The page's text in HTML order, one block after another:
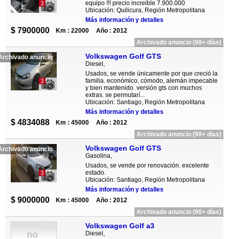
3
equipo !!! precio increible 7.900.000
Ubicación: Quilicura, Región Metropolitana
Más información y detalles
$ 7900000 Km : 22000
Año : 2012
Archivado anuncio (90+ días)
anuncio
3
Volkswagen Golf GTS
Diesel,
Usados, se vende únicamente por que creció la
familia. económico, cómodo, alemán impecable
y bien mantenido. versión gts con muchos
extras. se permutarí...
Ubicación: Santiago, Región Metropolitana
Más información y detalles
$ 4834088 Km : 45000
Año : 2012
Archivado anuncio (90+ días)
anuncio
3
Volkswagen Golf GTS
Gasolina,
Usados, se vende por renovación. excelente
estado.
Ubicación: Santiago, Región Metropolitana
Más información y detalles
$ 9000000 Km : 45000
Año : 2012
Archivado anuncio (90+ días)
Volkswagen Golf a3
Diesel,